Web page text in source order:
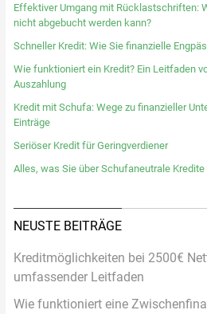
Effektiver Umgang mit Rücklastschriften:
nicht abgebucht werden kann?
Schneller Kredit: Wie Sie finanzielle
Wie funktioniert ein Kredit? Ein Leitfaden
Auszahlung
Kredit mit Schufa: Wege zu finanzieller
Einträge
Seriöser Kredit für Geringverdiener
Alles, was Sie über Schufaneutrale
NEUSTE BEITRÄGE
Kreditmöglichkeiten bei 2500€
umfassender Leitfaden
Wie funktioniert eine